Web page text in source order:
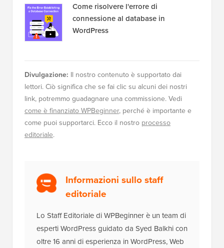
Come risolvere l'errore di
connessione al database in
WordPress
Divulgazione: Il nostro contenuto è supportato dai
lettori. Ciò significa che se fai clic su alcuni dei nostri
link, potremmo guadagnare una commissione. Vedi
come è finanziato WPBeginner, perché è importante e
come puoi supportarci. Ecco il nostro processo
editoriale.
Informazioni sullo staff
editoriale
Lo Staff Editoriale di WPBeginner è un team di
esperti WordPress guidato da Syed Balkhi con
oltre 16 anni di esperienza in WordPress, Web